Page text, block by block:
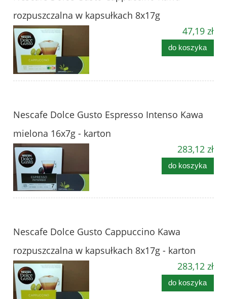
rozpuszczalna w kapsułkach 8x17g
47,19 zł
do koszyka
Nescafe Dolce Gusto Espresso Intenso Kawa
mielona 16x7g - karton
283,12 zł
do koszyka
Nescafe Dolce Gusto Cappuccino Kawa
rozpuszczalna w kapsułkach 8x17g - karton
283,12 zł
do koszyka